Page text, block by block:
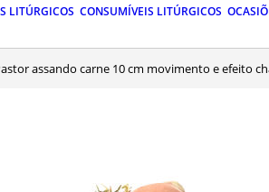
LITÚRGICOS CONSUMÍVEIS LITÚRGICOS
Pastor assando carne 10 cm movimento e efeito